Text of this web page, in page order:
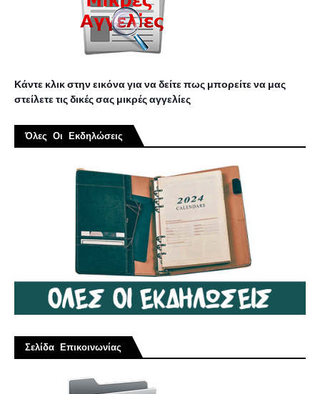
Κάντε κλικ στην εικόνα για να δείτε πως μπορείτε να μας
στείλετε τις δικές σας μικρές αγγελίες
Όλες Οι Εκδηλώσεις
Σελίδα Επικοινωνίας